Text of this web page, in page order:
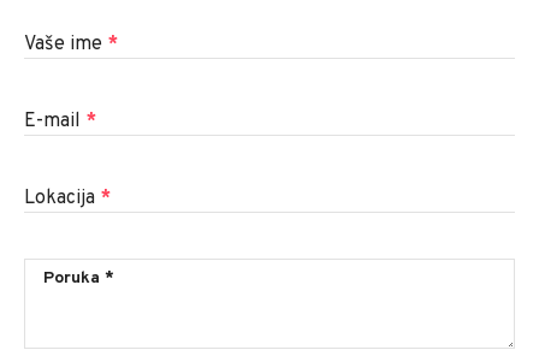
Vaše ime *
E-mail *
Lokacija *